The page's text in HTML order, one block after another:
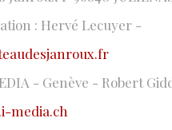
: Hervé Lecuyer -
- Genève - Robert
media.ch